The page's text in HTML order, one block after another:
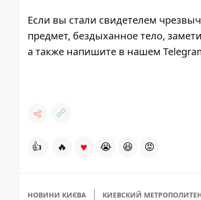
Если вы стали свидетелем
предмет, бездыханное тело,
а также напишите в нашем
👍 🔥 ♥ 😭 😆 😡
НОВИНИ КИЄВА КИЕВСКИЙ